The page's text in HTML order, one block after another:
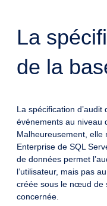
La
de la
La spécification
événements au niveau
Malheureusement, elle
Enterprise de SQL
de données permet
l’utilisateur, mais pas
créée sous le nœud de
concernée.